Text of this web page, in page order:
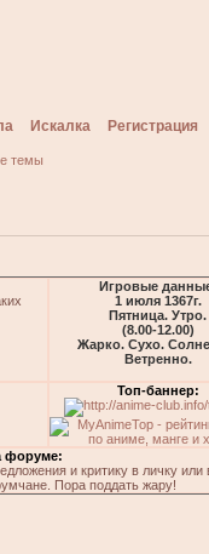
Искалка Регистрация
темы
Игровые
1 июля 1367г.
Пятница. Утро.
(8.00-12.00)
Жарко. Сухо.
Ветренно.
Топ-баннер:
форуме:
и критику в личку или
Пора поддать жару!